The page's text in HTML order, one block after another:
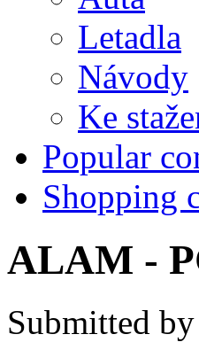
Letadla
Návody
Ke
Popular
Shopping
ALAM -
Submitted by